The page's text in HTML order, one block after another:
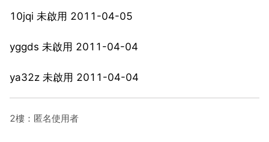
10jqi 未啟用 2011-04-05
yggds 未啟用 2011-04-04
ya32z 未啟用 2011-04-04
2樓：匿名使用者